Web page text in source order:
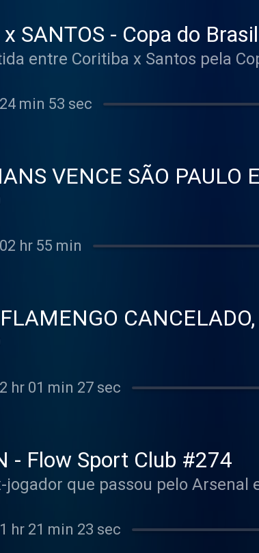
SANTOS - Copa do
entre Coritiba x Santos pela
24 min 53 sec
VENCE SÃO PAULO
02 hr 55 min
hr 01 min 27 sec
- Flow Sport Club #274
jogador que passou pelo Arsenal
hr 21 min 23 sec